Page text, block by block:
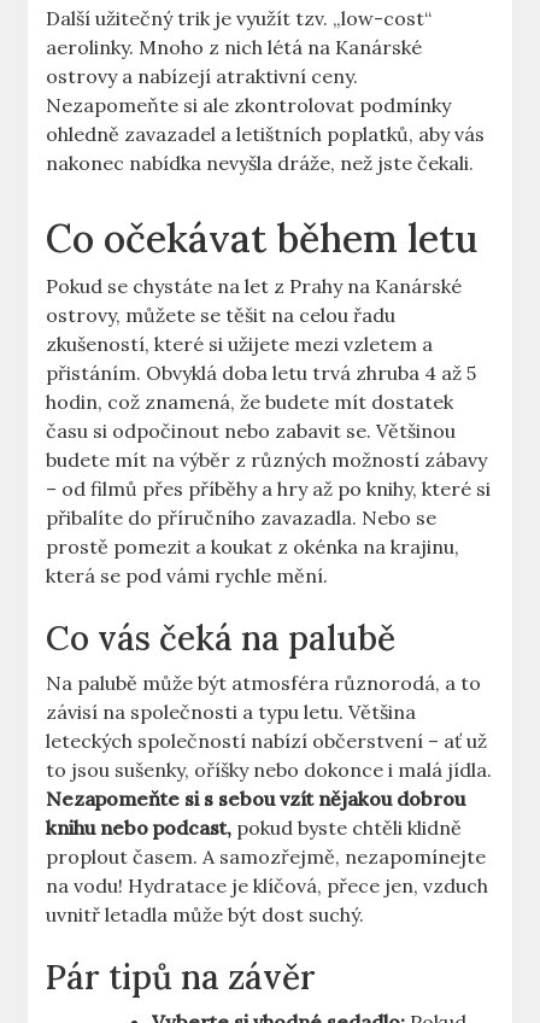
Další užitečný trik je využít tzv. „low-cost“
aerolinky. Mnoho z nich létá na Kanárské
ostrovy a nabízejí atraktivní ceny.
Nezapomeňte si ale zkontrolovat podmínky
ohledně zavazadel a letištních poplatků, aby vás
nakonec nabídka nevyšla dráže, než jste čekali.
Co očekávat během letu
Pokud se chystáte na let z Prahy na Kanárské
ostrovy, můžete se těšit na celou řadu
zkušeností, které si užijete mezi vzletem a
přistáním. Obvyklá doba letu trvá zhruba 4 až 5
hodin, což znamená, že budete mít dostatek
času si odpočinout nebo zabavit se. Většinou
budete mít na výběr z různých možností zábavy
– od filmů přes příběhy a hry až po knihy, které si
přibalíte do příručního zavazadla. Nebo se
prostě pomezit a koukat z okénka na krajinu,
která se pod vámi rychle mění.
Co vás čeká na palubě
Na palubě může být atmosféra různorodá, a to
závisí na společnosti a typu letu. Většina
leteckých společností nabízí občerstvení – ať už
to jsou sušenky, oříšky nebo dokonce i malá jídla.
Nezapomeňte si s sebou vzít nějakou dobrou
knihu nebo podcast, pokud byste chtěli klidně
proplout časem. A samozřejmě, nezapomínejte
na vodu! Hydratace je klíčová, přece jen, vzduch
uvnitř letadla může být dost suchý.
Pár tipů na závěr